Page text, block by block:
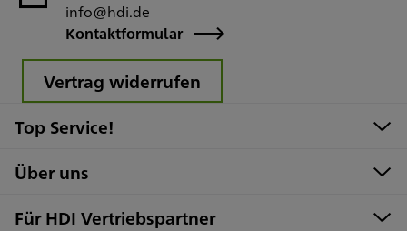
info@hdi.de
Kontaktformular
Vertrag widerrufen
Top Service!
Über uns
Für HDI Vertriebspartner